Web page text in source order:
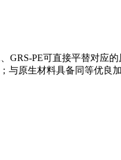
GRS-PE可直接平替对
原生材料具备同等优良加